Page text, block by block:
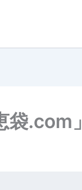
.com」